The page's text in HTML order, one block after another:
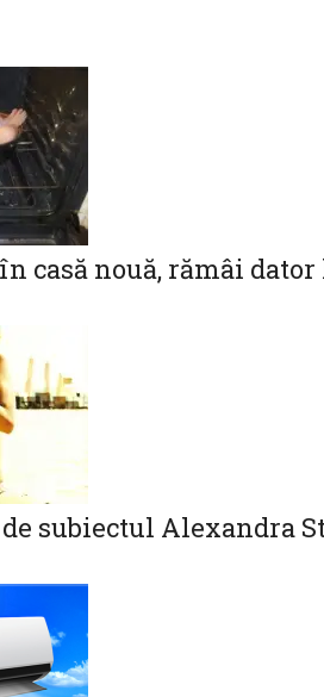
casă nouă, rămâi dator
subiectul Alexandra